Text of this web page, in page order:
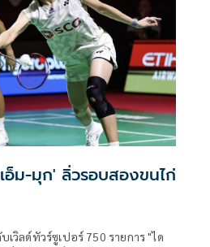
บสองขนไก่
วิลด์ทัวร์ซูเปอร์ 750 รายการ "ได